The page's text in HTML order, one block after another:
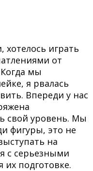
играть
от
мы
я рвалась
Впереди у нас
свой уровень. Мы
фигуры, это не
на
с серьезными
их подготовке.